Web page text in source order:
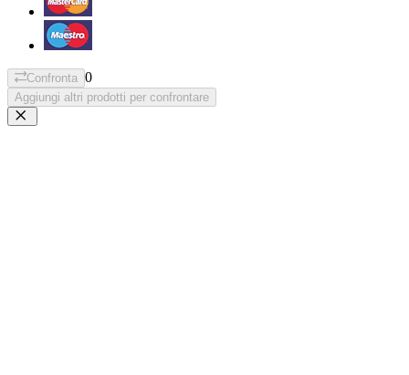
Confronta 0
Aggiungi altri prodotti per confrontare